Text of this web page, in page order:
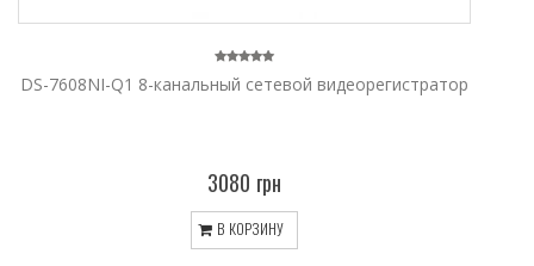
DS-7608NI-Q1 8-канальный сетевой видеорегистратор
3080 грн
В КОРЗИНУ